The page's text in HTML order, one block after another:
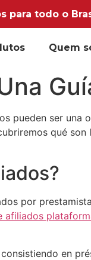
para todo o
Quem
pueden ser
qué
por
afiliados
en